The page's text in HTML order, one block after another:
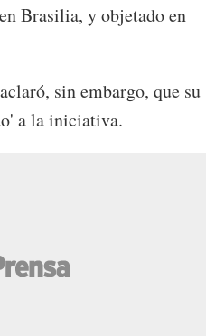
Brasilia, y objetado en
sin embargo, que su
a la iniciativa.